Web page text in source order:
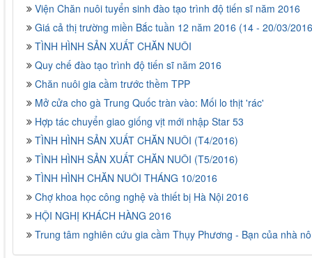
Viện Chăn nuôi tuyển sinh đào tạo trình độ tiến sĩ năm 2016
Giá cả thị trường miền Bắc tuần 12 năm 2016 (14 - 20/03/
TÌNH HÌNH SẢN XUẤT CHĂN NUÔI
Quy chế đào tạo trình độ tiến sĩ năm 2016
Chăn nuôi gia cầm trước thềm TPP
Mở cửa cho gà Trung Quốc tràn vào: Mối lo thịt 'rác'
Hợp tác chuyển giao giống vịt mới nhập Star 53
TÌNH HÌNH SẢN XUẤT CHĂN NUÔI (T4/2016)
TÌNH HÌNH SẢN XUẤT CHĂN NUÔI (T5/2016)
TÌNH HÌNH CHĂN NUÔI THÁNG 10/2016
Chợ khoa học công nghệ và thiết bị Hà Nội 2016
HỘI NGHỊ KHÁCH HÀNG 2016
Trung tâm nghiên cứu gia cầm Thụy Phương - Bạn của nhà